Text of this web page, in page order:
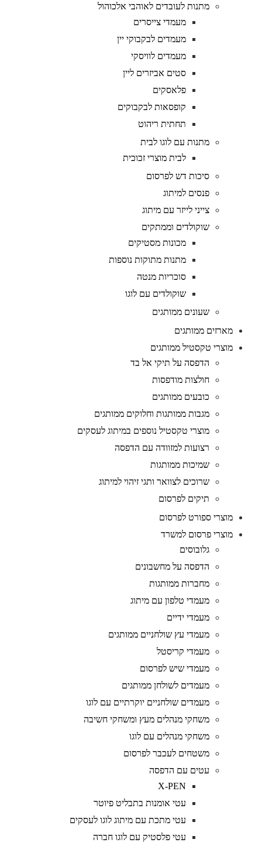
מתנות לעובדים לאוהבי אלכוהול
מעמדי צייסרים
מעמדים לבקבוקי יין
מעמדים לוויסקי
סטים אביזרים ליין
פלאסקים
קופסאות לבקבוקים
תחתית ריהוט
מתנות עם לוגו לבית
לבית מוצרי זכוכית
סיכות דש לפרסום
פנסים למיתוג
צייני לייזר עם מיתוג
שוקולדים וממתקים
מכונות מסטיקים
מתנות מתוקות נוספות
סוכריות מנטה
שוקולדים עם לוגו
שעונים ממותגים
מארזים ממותגים
מוצרי טקסטיל ממותגים
הדפסה על תיקי אל בד
חולצות מודפסות
כובעים ממותגים
מגבות ממותגות וחלוקים ממותגים
מוצרי טקסטיל נוספים במיתוג לעסקים
רצועות למזוודה עם הדפסה
שמיכות ממותגות
שרוכים לצוואר ותגי זיהוי למיתוג
תיקים לפרסום
מוצרי ספורט לפרסום
מוצרי פרסום למשרד
גלובוסים
הדפסה על מחשבונים
מחברות ממותגות
מעמדי טלפון עם מיתוג
מעמדי ידיים
מעמדי עץ שולחניים ממותגים
מעמדי קריסטל
מעמדי שיש לפרסום
מעמדים לשולחן ממותגים
מעמדים שולחניים יוקרתיים עם לוגו
משחקי מנהלים מעץ ומשחקי חשיבה
משחקי מנהלים עם לוגו
משטחים לעכבר לפרסום
עטים עם הדפסה
X-PEN
עטי אומנות בתבליט פיוטר
עטי מתכת עם מיתוג לוגו לעסקים
עטי פלסטיק עם לוגו חברה